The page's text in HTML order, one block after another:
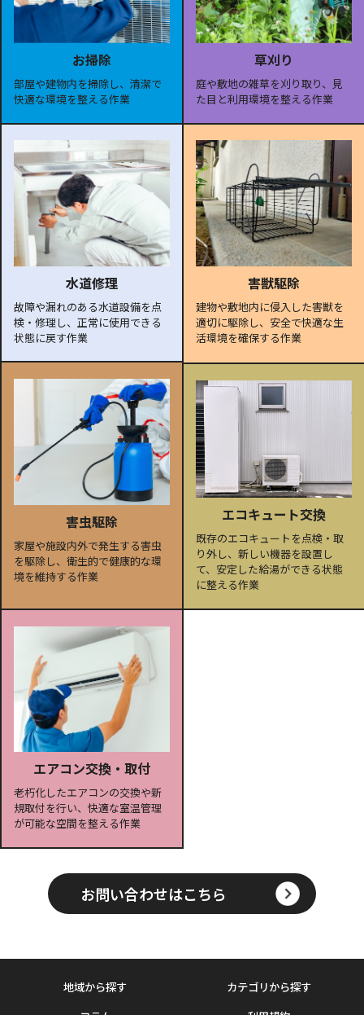
お掃除
部屋や建物内を掃除し、清潔で
快適な環境を整える作業
草刈り
庭や敷地の雑草を刈り取り、見
た目と利用環境を整える作業
水道修理
故障や漏れのある水道設備を点
検・修理し、正常に使用できる
状態に戻す作業
害獣駆除
建物や敷地内に侵入した害獣を
適切に駆除し、安全で快適な生
活環境を確保する作業
害虫駆除
家屋や施設内外で発生する害虫
を駆除し、衛生的で健康的な環
境を維持する作業
エコキュート交換
既存のエコキュートを点検・取
り外し、新しい機器を設置し
て、安定した給湯ができる状態
に整える作業
エアコン交換・取付
老朽化したエアコンの交換や新
規取付を行い、快適な室温管理
が可能な空間を整える作業
お問い合わせはこちら
地域から探す
カテゴリから探す